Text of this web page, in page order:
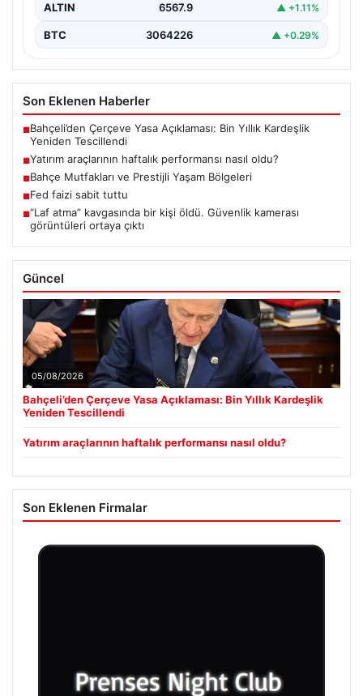
ALTIN 6567.9 ▲ +1.11%
BTC 3064226 ▲ +0.29%
Son Eklenen Haberler
■Bahçeli’den Çerçeve Yasa Açıklaması: Bin Yıllık Kardeşlik
Yeniden Tescillendi
■Yatırım araçlarının haftalık performansı nasıl oldu?
■Bahçe Mutfakları ve Prestijli Yaşam Bölgeleri
■Fed faizi sabit tuttu
■“Laf atma” kavgasında bir kişi öldü. Güvenlik kamerası
görüntüleri ortaya çıktı
Güncel
05/08/2026
Bahçeli’den Çerçeve Yasa Açıklaması: Bin Yıllık Kardeşlik
Yeniden Tescillendi
Yatırım araçlarının haftalık performansı nasıl oldu?
Son Eklenen Firmalar